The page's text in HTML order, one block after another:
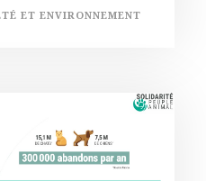
ET ENVIRONNEMENT